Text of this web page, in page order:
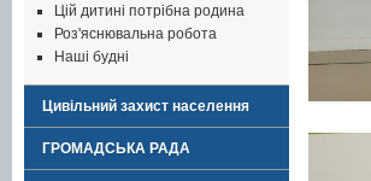
Цій дитині потрібна родина
Роз'яснювальна робота
Наші будні
Цивільний захист населення
ГРОМАДСЬКА РАДА